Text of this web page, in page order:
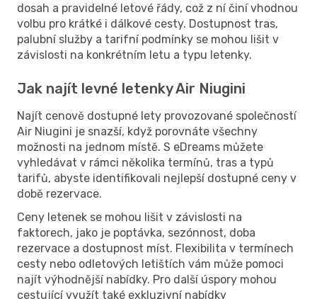
dosah a pravidelné letové řády, což z ní činí vhodnou
volbu pro krátké i dálkové cesty. Dostupnost tras,
palubní služby a tarifní podmínky se mohou lišit v
závislosti na konkrétním letu a typu letenky.
Jak najít levné letenky Air Niugini
Najít cenově dostupné lety provozované společností
Air Niugini je snazší, když porovnáte všechny
možnosti na jednom místě. S eDreams můžete
vyhledávat v rámci několika termínů, tras a typů
tarifů, abyste identifikovali nejlepší dostupné ceny v
době rezervace.
Ceny letenek se mohou lišit v závislosti na
faktorech, jako je poptávka, sezónnost, doba
rezervace a dostupnost míst. Flexibilita v termínech
cesty nebo odletových letištích vám může pomoci
najít výhodnější nabídky. Pro další úspory mohou
cestující využít také exkluzivní nabídky